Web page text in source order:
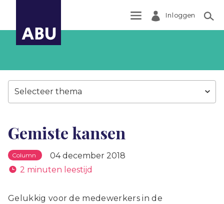
Inloggen
Selecteer thema
Gemiste kansen
Column
04 december 2018
2 minuten leestijd
Gelukkig voor de medewerkers in de